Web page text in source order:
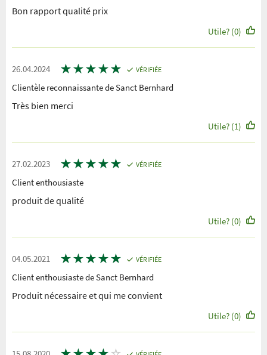
Bon rapport qualité prix
Utile? (0)
26.04.2024 ★★★★★ VÉRIFIÉE
Clientèle reconnaissante de Sanct Bernhard
Très bien merci
Utile? (1)
27.02.2023 ★★★★★ VÉRIFIÉE
Client enthousiaste
produit de qualité
Utile? (0)
04.05.2021 ★★★★★ VÉRIFIÉE
Client enthousiaste de Sanct Bernhard
Produit nécessaire et qui me convient
Utile? (0)